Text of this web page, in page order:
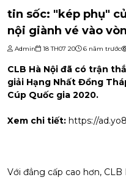
tin sốc: "kép phụ" của
tin sốc: "kép phụ"
nội giành vé vào
Admin 18 TH07 20 6 năm trước
CLB Hà Nội đã có trận
giải Hạng Nhất Đồng
Cúp Quốc gia 2020.
Xem chi tiết: https://
Với đẳng cấp cao hơn,